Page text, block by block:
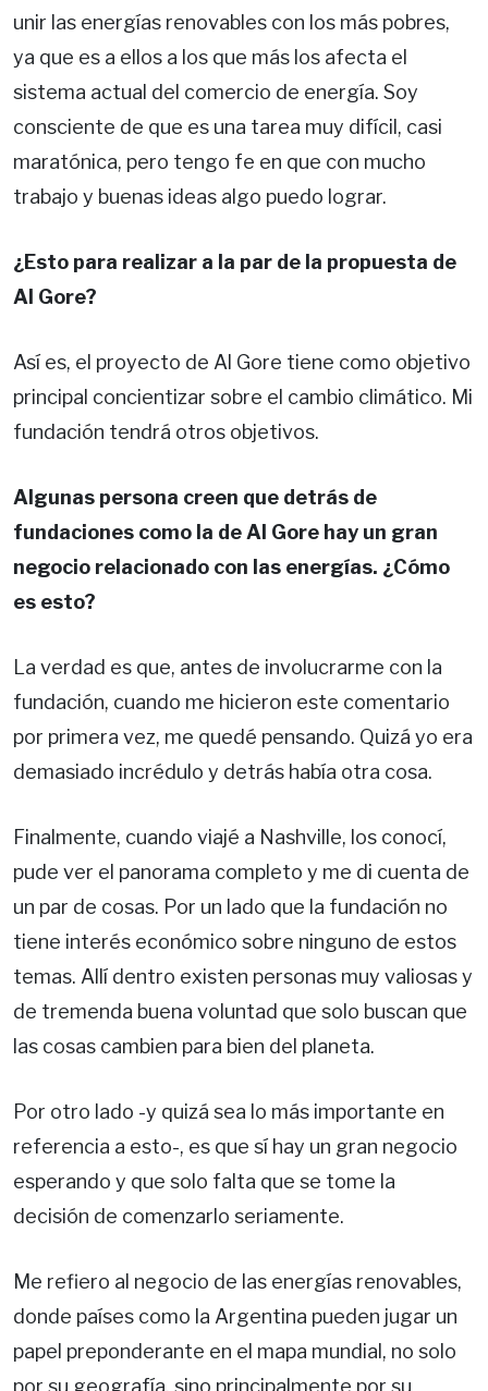
unir las energías renovables con los más pobres,
ya que es a ellos a los que más los afecta el
sistema actual del comercio de energía. Soy
consciente de que es una tarea muy difícil, casi
maratónica, pero tengo fe en que con mucho
trabajo y buenas ideas algo puedo lograr.
¿Esto para realizar a la par de la propuesta de
Al Gore?
Así es, el proyecto de Al Gore tiene como objetivo
principal concientizar sobre el cambio climático. Mi
fundación tendrá otros objetivos.
Algunas persona creen que detrás de
fundaciones como la de Al Gore hay un gran
negocio relacionado con las energías. ¿Cómo
es esto?
La verdad es que, antes de involucrarme con la
fundación, cuando me hicieron este comentario
por primera vez, me quedé pensando. Quizá yo era
demasiado incrédulo y detrás había otra cosa.
Finalmente, cuando viajé a Nashville, los conocí,
pude ver el panorama completo y me di cuenta de
un par de cosas. Por un lado que la fundación no
tiene interés económico sobre ninguno de estos
temas. Allí dentro existen personas muy valiosas y
de tremenda buena voluntad que solo buscan que
las cosas cambien para bien del planeta.
Por otro lado -y quizá sea lo más importante en
referencia a esto-, es que sí hay un gran negocio
esperando y que solo falta que se tome la
decisión de comenzarlo seriamente.
Me refiero al negocio de las energías renovables,
donde países como la Argentina pueden jugar un
papel preponderante en el mapa mundial, no solo
por su geografía, sino principalmente por su